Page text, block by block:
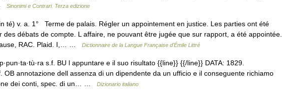
Sinonimi e Contrari. Terza edizione
té) v. a. 1° Terme de palais. Régler un appointement en justice. Les parties ont été
des débats de compte. L affaire, ne pouvant être jugée que sur rapport, a été appointée.
RAC. Plaid. I,… …
Dictionnaire de la Langue Française d'Émile Littré
s.f. BU l appuntare e il suo risultato {{line}} {{/line}} DATA: 1829.
OB annotazione dell assenza di un dipendente da un ufficio e il conseguente richiamo
dei conti, spec. di un… …
Dizionario italiano